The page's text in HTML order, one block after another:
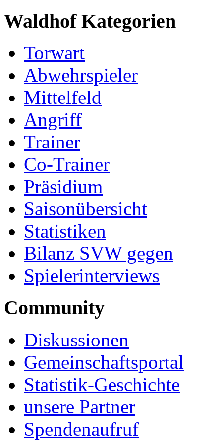
Waldhof Kategorien
Torwart
Abwehrspieler
Mittelfeld
Angriff
Trainer
Co-Trainer
Präsidium
Saisonübersicht
Statistiken
Bilanz SVW gegen
Spielerinterviews
Community
Diskussionen
Gemeinschaftsportal
Statistik-Geschichte
unsere Partner
Spendenaufruf